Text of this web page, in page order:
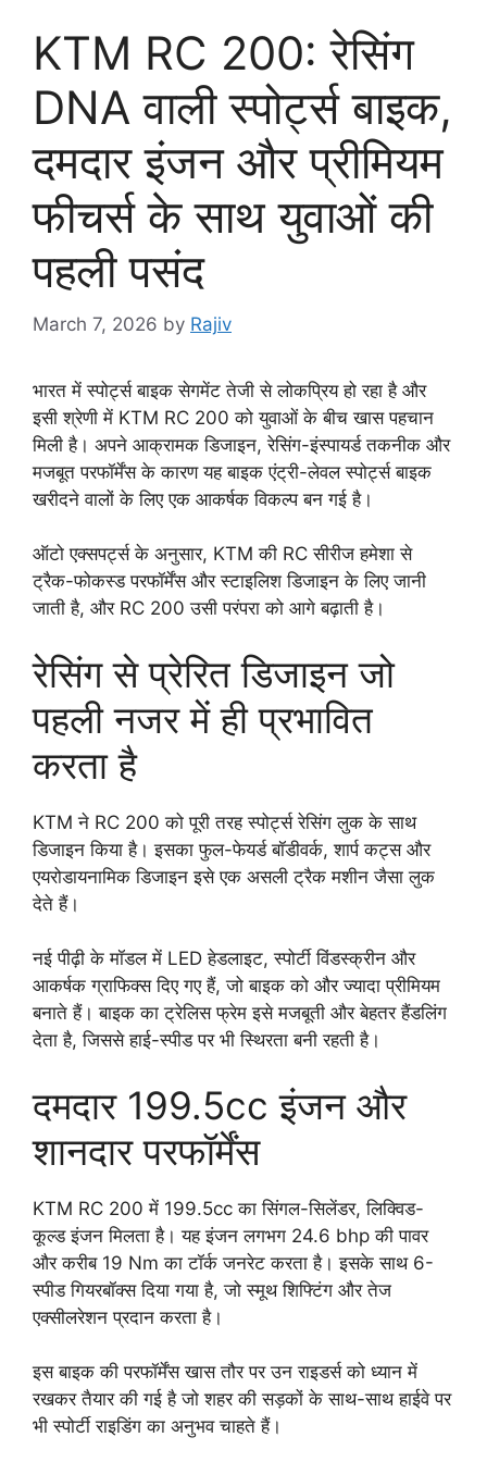
KTM RC 200: रेसिंग
DNA वाली स्पोर्ट्स बाइक,
दमदार इंजन और प्रीमियम
फीचर्स के साथ युवाओं की
पहली पसंद
March 7, 2026 by Rajiv
भारत में स्पोर्ट्स बाइक सेगमेंट तेजी से लोकप्रिय हो रहा है और
इसी श्रेणी में KTM RC 200 को युवाओं के बीच खास पहचान
मिली है। अपने आक्रामक डिजाइन, रेसिंग-इंस्पायर्ड तकनीक और
मजबूत परफॉर्मेंस के कारण यह बाइक एंट्री-लेवल स्पोर्ट्स बाइक
खरीदने वालों के लिए एक आकर्षक विकल्प बन गई है।
ऑटो एक्सपर्ट्स के अनुसार, KTM की RC सीरीज हमेशा से
ट्रैक-फोकस्ड परफॉर्मेंस और स्टाइलिश डिजाइन के लिए जानी
जाती है, और RC 200 उसी परंपरा को आगे बढ़ाती है।
रेसिंग से प्रेरित डिजाइन जो
पहली नजर में ही प्रभावित
करता है
KTM ने RC 200 को पूरी तरह स्पोर्ट्स रेसिंग लुक के साथ
डिजाइन किया है। इसका फुल-फेयर्ड बॉडीवर्क, शार्प कट्स और
एयरोडायनामिक डिजाइन इसे एक असली ट्रैक मशीन जैसा लुक
देते हैं।
नई पीढ़ी के मॉडल में LED हेडलाइट, स्पोर्टी विंडस्क्रीन और
आकर्षक ग्राफिक्स दिए गए हैं, जो बाइक को और ज्यादा प्रीमियम
बनाते हैं। बाइक का ट्रेलिस फ्रेम इसे मजबूती और बेहतर हैंडलिंग
देता है, जिससे हाई-स्पीड पर भी स्थिरता बनी रहती है।
दमदार 199.5cc इंजन और
शानदार परफॉर्मेंस
KTM RC 200 में 199.5cc का सिंगल-सिलेंडर, लिक्विड-
कूल्ड इंजन मिलता है। यह इंजन लगभग 24.6 bhp की पावर
और करीब 19 Nm का टॉर्क जनरेट करता है। इसके साथ 6-
स्पीड गियरबॉक्स दिया गया है, जो स्मूथ शिफ्टिंग और तेज
एक्सीलरेशन प्रदान करता है।
इस बाइक की परफॉर्मेंस खास तौर पर उन राइडर्स को ध्यान में
रखकर तैयार की गई है जो शहर की सड़कों के साथ-साथ हाईवे पर
भी स्पोर्टी राइडिंग का अनुभव चाहते हैं।